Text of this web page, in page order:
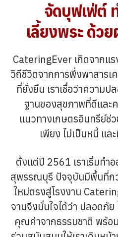
ละเอียด
ล
ดูราย
ละเอียด
ดูราย
ละเอียด
ล
จัดบุฟเฟ่ต์
เลี้ยงพระ ด้ว
CateringEver เกิดจากแ
วิถีชีวิตจากการพึ่งพาสารเ
ที่ยั่งยืน เราเชื่อว่าความ
ฐานของสุขภาพที่ดีแล
แนวทางเกษตรอินทรีย์ช่
เพียง ไม่เป็นหนี้ แ
ตั้งแต่ปี 2561 เราเริ่มทำ
สุพรรณบุรี ปัจจุบันมีพื้นที่ก
ใหม่ตรงสู่โรงงาน
จานจึงมั่นใจได้ว่า ปลอดภัย
คุณค่าจากธรรมชาติ พร้